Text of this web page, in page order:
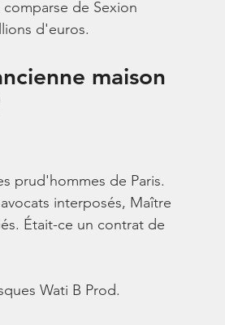
de Sexion
d'euros.
maison
prud'hommes de Paris.
interposés, Maître
Était-ce un contrat de
Wati B Prod.